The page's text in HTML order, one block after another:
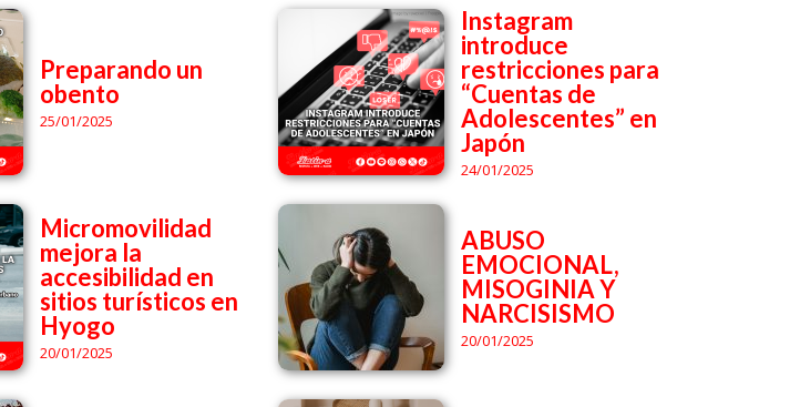
Preparando un
obento
25/01/2025
Instagram
introduce
restricciones para
“Cuentas de
Adolescentes” en
Japón
24/01/2025
Micromovilidad
mejora la
accesibilidad en
sitios turísticos en
Hyogo
20/01/2025
ABUSO
EMOCIONAL,
MISOGINIA Y
NARCISISMO
20/01/2025